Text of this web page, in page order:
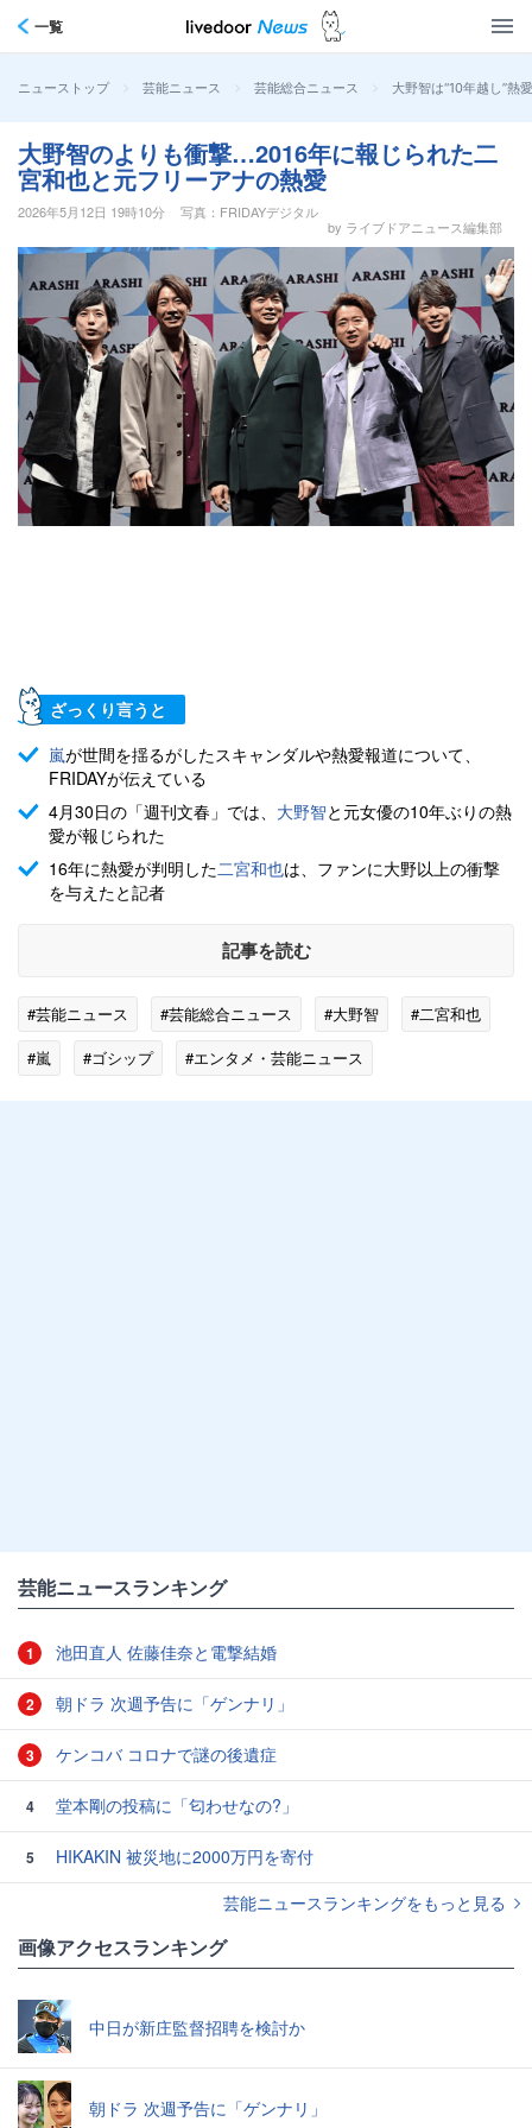
一覧
ニューストップ > 芸能ニュース > 芸能総合ニュース > 大野智は“10年越し”熱
大野智のよりも衝撃…2016年に報じられた二
宮和也と元フリーアナの熱愛
2026年5月12日 19時10分
写真：FRIDAYデジタル
by ライブドアニュース編集部
ざっくり言うと
嵐が世間を揺るがしたスキャンダルや熱愛報道について、
FRIDAYが伝えている
4月30日の「週刊文春」では、 大野智と元女優の10年ぶりの熱
愛が報じられた
16年に熱愛が判明した二宮和也は、ファンに大野以上の衝撃
を与えたと記者
記事を読む
#芸能ニュース #芸能総合ニュース #大野智
#二宮和也
#嵐
#ゴシップ #エンタメ・芸能ニュース
芸能ニュースランキング
1 池田直人 佐藤佳奈と電撃結婚
2 朝ドラ 次週予告に「ゲンナリ」
3 ケンコバ コロナで謎の後遺症
4 堂本剛の投稿に「匂わせなの?」
5
HIKAKIN 被災地に2000万円を寄付
芸能ニュースランキングをもっと見る
画像アクセスランキング
中日が新庄監督招聘を検討か
朝ドラ 次週予告に「ゲンナリ」